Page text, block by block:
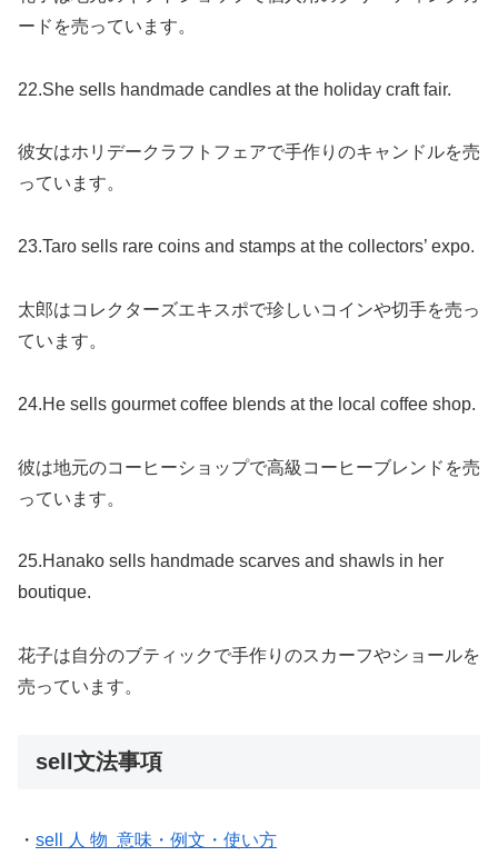
ードを売っています。
22.She sells handmade candles at the holiday craft fair.
彼女はホリデークラフトフェアで手作りのキャンドルを売
っています。
23.Taro sells rare coins and stamps at the collectors’ expo.
太郎はコレクターズエキスポで珍しいコインや切手を売っ
ています。
24.He sells gourmet coffee blends at the local coffee shop.
彼は地元のコーヒーショップで高級コーヒーブレンドを売
っています。
25.Hanako sells handmade scarves and shawls in her
boutique.
花子は自分のブティックで手作りのスカーフやショールを
売っています。
sell文法事項
・ sell 人 物 意味・例文・使い方